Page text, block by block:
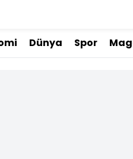
Dünya Spor